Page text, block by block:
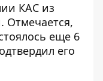
КАС из
Отмечается,
еще 6
его